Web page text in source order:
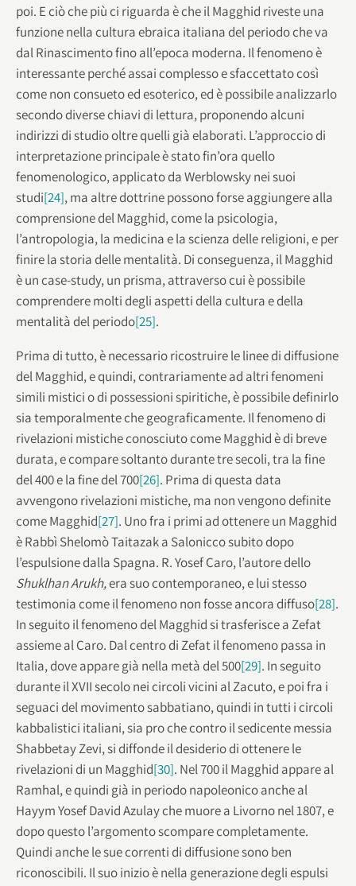
poi. E ciò che più ci riguarda è che il Magghid riveste una
funzione nella cultura ebraica italiana del periodo che va
dal Rinascimento fino all’epoca moderna. Il fenomeno è
interessante perché assai complesso e sfaccettato così
come non consueto ed esoterico, ed è possibile analizzarlo
secondo diverse chiavi di lettura, proponendo alcuni
indirizzi di studio oltre quelli già elaborati. L’approccio di
interpretazione principale è stato fin’ora quello
fenomenologico, applicato da Werblowsky nei suoi
studi[24], ma altre dottrine possono forse aggiungere alla
comprensione del Magghid, come la psicologia,
l’antropologia, la medicina e la scienza delle religioni, e per
finire la storia delle mentalità. Di conseguenza, il Magghid
è un case-study, un prisma, attraverso cui è possibile
comprendere molti degli aspetti della cultura e della
mentalità del periodo[25].
Prima di tutto, è necessario ricostruire le linee di diffusione
del Magghid, e quindi, contrariamente ad altri fenomeni
simili mistici o di possessioni spiritiche, è possibile definirlo
sia temporalmente che geograficamente. Il fenomeno di
rivelazioni mistiche conosciuto come Magghid è di breve
durata, e compare soltanto durante tre secoli, tra la fine
del 400 e la fine del 700[26]. Prima di questa data
avvengono rivelazioni mistiche, ma non vengono definite
come Magghid[27]. Uno fra i primi ad ottenere un Magghid
è Rabbì Shelomò Taitazak a Salonicco subito dopo
l’espulsione dalla Spagna. R. Yosef Caro, l’autore dello
Shuklhan Arukh,era suo contemporaneo, e lui stesso
testimonia come il fenomeno non fosse ancora diffuso[28].
In seguito il fenomeno del Magghid si trasferisce a Zefat
assieme al Caro. Dal centro di Zefat il fenomeno passa in
Italia, dove appare già nella metà del 500[29]. In seguito
durante il XVII secolo nei circoli vicini al Zacuto, e poi fra i
seguaci del movimento sabbatiano, quindi in tutti i circoli
kabbalistici italiani, sia pro che contro il sedicente messia
Shabbetay Zevi, si diffonde il desiderio di ottenere le
rivelazioni di un Magghid[30]. Nel 700 il Magghid appare al
Ramhal, e quindi già in periodo napoleonico anche al
Hayym Yosef David Azulay che muore a Livorno nel 1807, e
dopo questo l’argomento scompare completamente.
Quindi anche le sue correnti di diffusione sono ben
riconoscibili. Il suo inizio è nella generazione degli espulsi